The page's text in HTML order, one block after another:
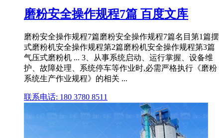
磨粉安全操作规程7篇 百度文库
磨粉安全操作规程7篇磨粉安全操作规程7篇名目第1篇摆
式磨粉机安全操作规程第2篇磨粉机安全操作规程第3篇
气压式磨粉机 ... 3、从事系统启动、运行掌握、设备维
护、故障处理、系统停车等作业时,必需严格执行《磨粉
系统生产作业规程》的相关 ...
联系电话: 180 3780 8511